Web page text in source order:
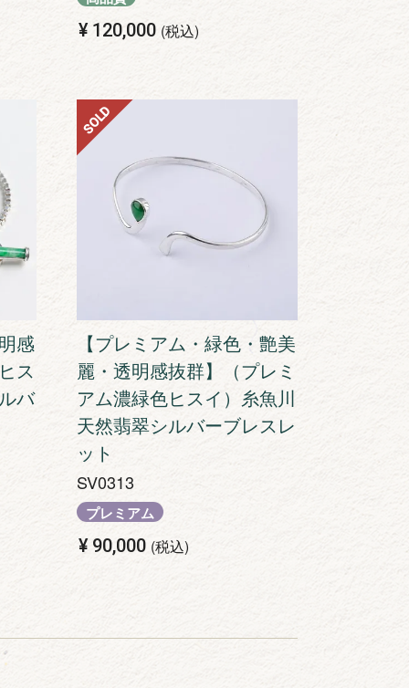
¥ 120,000 税込
感
ス
バ
【プレミアム・緑色・艶美
麗・透明感抜群】（プレミ
アム濃緑色ヒスイ）糸魚川
天然翡翠シルバーブレスレ
ット
SV0313
プレミアム
¥ 90,000 税込
SOLD